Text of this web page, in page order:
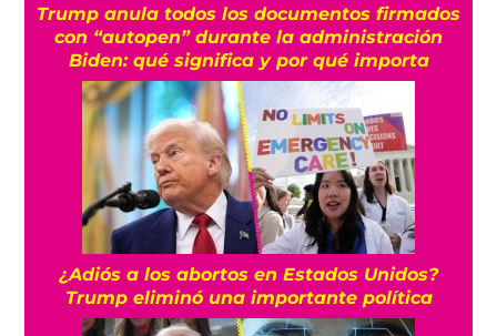
Trump anula todos los documentos firmados
con “autopen” durante la administración
Biden: qué significa y por qué importa
¿Adiós a los abortos en Estados Unidos?
Trump eliminó una importante política